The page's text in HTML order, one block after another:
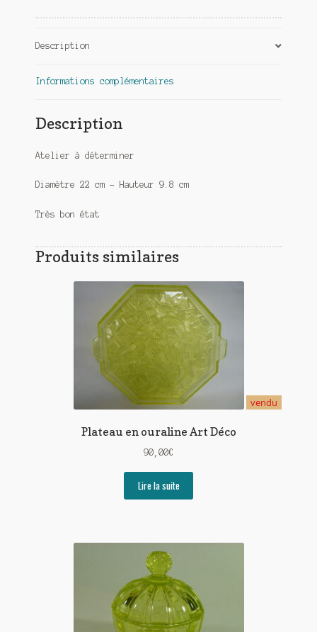
Description
Informations complémentaires
Description
Atelier à déterminer
Diamètre 22 cm – Hauteur 9.8 cm
Très bon état
Produits similaires
vendu
Plateau en ouraline Art Déco
90,00€
Lire la suite